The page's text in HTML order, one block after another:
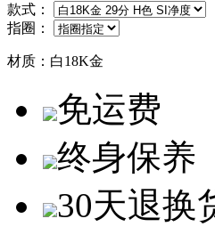
款式：
指圈：
材质： 白18K金
免运费
终身保养
30天退换